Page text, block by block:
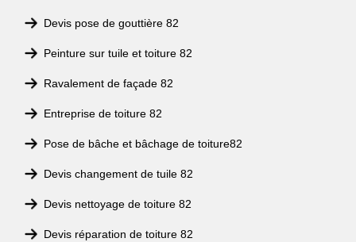
Devis pose de gouttière 82
Peinture sur tuile et toiture 82
Ravalement de façade 82
Entreprise de toiture 82
Pose de bâche et bâchage de toiture82
Devis changement de tuile 82
Devis nettoyage de toiture 82
Devis réparation de toiture 82